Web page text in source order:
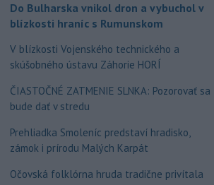
Do Bulharska vnikol dron a vybuchol v
blízkosti hraníc s Rumunskom
V blízkosti Vojenského technického a
skúšobného ústavu Záhorie HORÍ
ČIASTOČNÉ ZATMENIE SLNKA: Pozorovať sa
bude dať v stredu
Prehliadka Smoleníc predstaví hradisko,
zámok i prírodu Malých Karpát
Očovská folklórna hruda tradične privítala